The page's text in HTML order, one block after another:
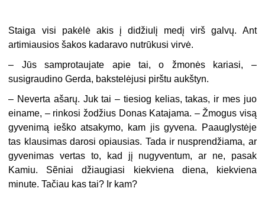
Staiga visi pakėlė akis į didžiulį medį virš galvų. Ant
artimiausios šakos kadaravo nutrūkusi virvė.
– Jūs samprotaujate apie tai, o žmonės kariasi, –
susigraudino Gerda, bakstelėjusi pirštu aukštyn.
– Neverta ašarų. Juk tai – tiesiog kelias, takas, ir mes juo
einame, – rinkosi žodžius Donas Katajama. – Žmogus visą
gyvenimą ieško atsakymo, kam jis gyvena. Paauglystėje
tas klausimas darosi opiausias. Tada ir nusprendžiama, ar
gyvenimas vertas to, kad jį nugyventum, ar ne, pasak
Kamiu. Sẽniai džiaugiasi kiekviena diena, kiekviena
minute. Tačiau kas tai? Ir kam?